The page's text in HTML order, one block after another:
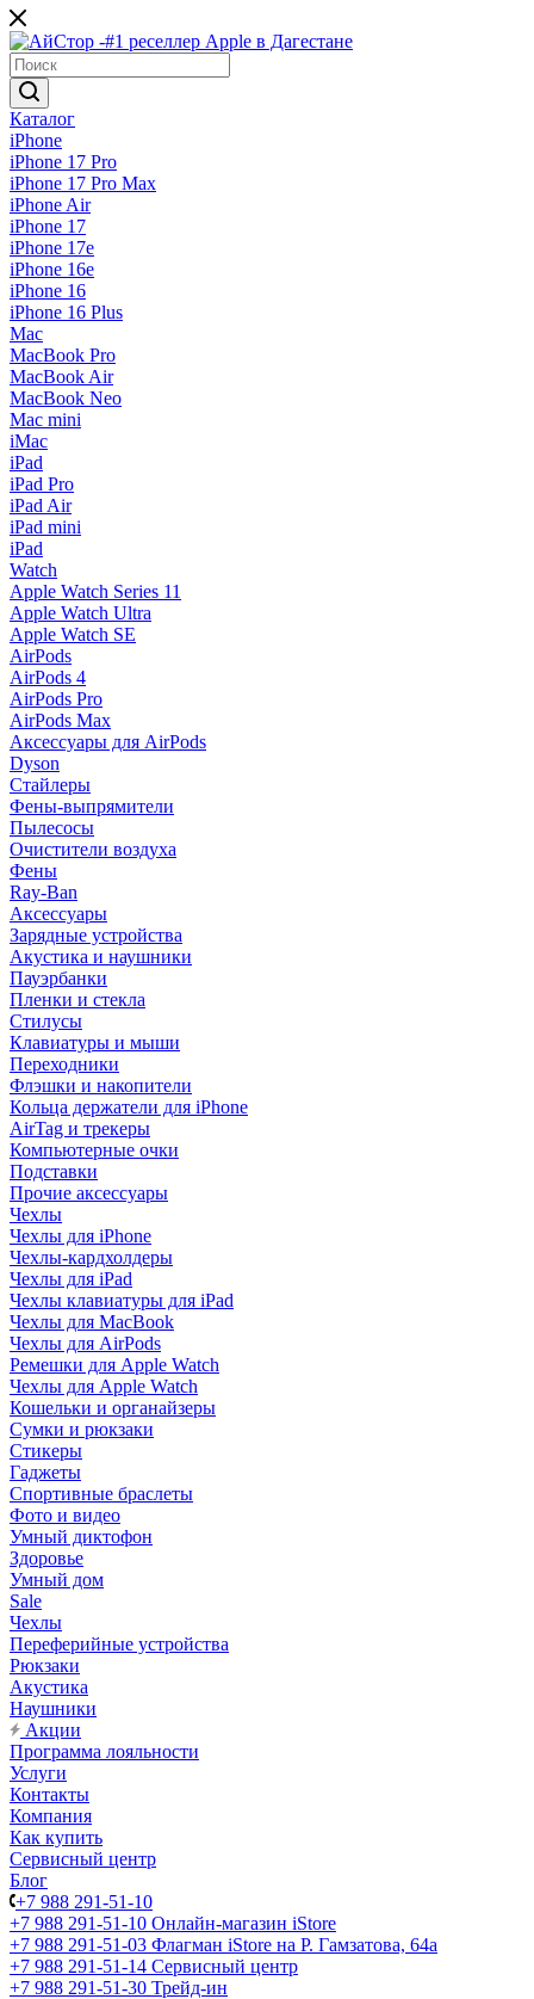
Каталог
iPhone
iPhone 17 Pro
iPhone 17 Pro Max
iPhone Air
iPhone 17
iPhone 17e
iPhone 16e
iPhone 16
iPhone 16 Plus
Mac
MacBook Pro
MacBook Air
MacBook Neo
Mac mini
iMac
iPad
iPad Pro
iPad Air
iPad mini
iPad
Watch
Apple Watch Series 11
Apple Watch Ultra
Apple Watch SE
AirPods
AirPods 4
AirPods Pro
AirPods Max
Аксессуары для AirPods
Dyson
Стайлеры
Фены-выпрямители
Пылесосы
Очистители воздуха
Фены
Ray-Ban
Аксессуары
Зарядные устройства
Акустика и наушники
Пауэрбанки
Пленки и стекла
Стилусы
Клавиатуры и мыши
Переходники
Флэшки и накопители
Кольца держатели для iPhone
AirTag и трекеры
Компьютерные очки
Подставки
Прочие аксессуары
Чехлы
Чехлы для iPhone
Чехлы-кардхолдеры
Чехлы для iPad
Чехлы клавиатуры для iPad
Чехлы для MacBook
Чехлы для AirPods
Ремешки для Apple Watch
Чехлы для Apple Watch
Кошельки и органайзеры
Сумки и рюкзаки
Стикеры
Гаджеты
Спортивные браслеты
Фото и видео
Умный диктофон
Здоровье
Умный дом
Sale
Чехлы
Переферийные устройства
Рюкзаки
Акустика
Наушники
Акции
Программа лояльности
Услуги
Контакты
Компания
Как купить
Сервисный центр
Блог
+7 988 291-51-10
+7 988 291-51-10 Онлайн-магазин iStore
+7 988 291-51-03 Флагман iStore на Р. Гамзатова, 64а
+7 988 291-51-14 Сервисный центр
+7 988 291-51-30 Трейд-ин